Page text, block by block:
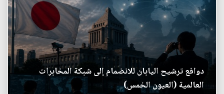
دوافع ترشيح اليابان للانضمام إلى شبكة المخابرات
العالمية (العيون الخمس)